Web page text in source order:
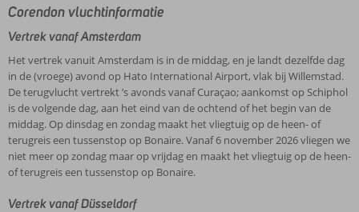
Corendon vluchtinformatie
Vertrek vanaf Amsterdam
Het vertrek vanuit Amsterdam is in de middag, en je landt dezelfde dag
in de (vroege) avond op Hato International Airport, vlak bij Willemstad.
De terugvlucht vertrekt ’s avonds vanaf Curaçao; aankomst op Schiphol
is de volgende dag, aan het eind van de ochtend of het begin van de
middag. Op dinsdag en zondag maakt het vliegtuig op de heen- of
terugreis een tussenstop op Bonaire. Vanaf 6 november 2026 vliegen we
niet meer op zondag maar op vrijdag en maakt het vliegtuig op de heen-
of terugreis een tussenstop op Bonaire.
Vertrek vanaf Düsseldorf